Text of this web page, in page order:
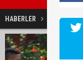
başlatıldı"
HABERLER SPOR